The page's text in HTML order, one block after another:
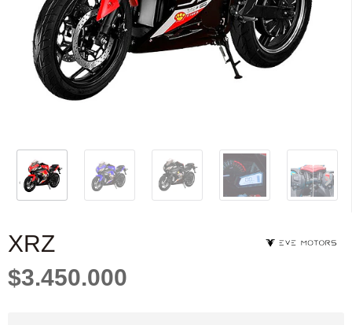
XRZ
$3.450.000